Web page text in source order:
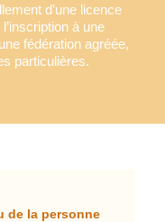
d’une licence
à une
fédération agréée,
particulières.
de la personne